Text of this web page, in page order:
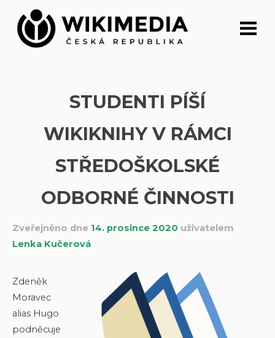
Přeskočit
obsah
STUDENTI PÍŠÍ
WIKIKNIHY V RÁMCI
STŘEDOŠKOLSKÉ
ODBORNÉ ČINNOSTI
Zveřejněno dne 14. prosince 2020 uživatelem
Lenka Kučerová
Zdeněk
Moravec
alias Hugo
podněcuje